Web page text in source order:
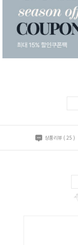
상품리뷰 ( 25 )